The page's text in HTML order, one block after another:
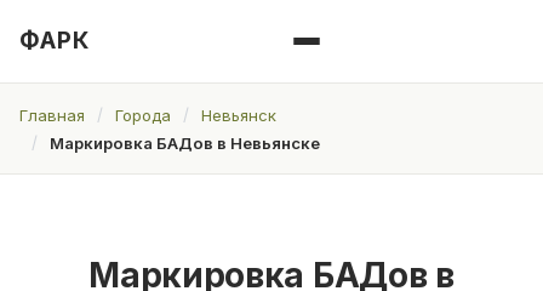
ФАРК
Главная Города
Невьянск
Маркировка БАДов в Невьянске
Маркировка БАДов в